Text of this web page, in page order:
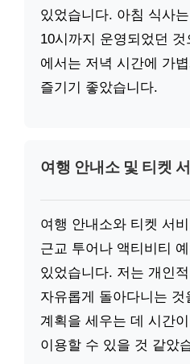
있었습니다. 아침 식사
10시까지 운영되었던
에서는 저녁 시간에 가
즐기기 좋았습니다.
여행 안내소 및 티켓
여행 안내소와 티켓 서
근교 투어나 액티비티
있었습니다. 저는 개인
자유롭게 돌아다니는
계획을 세우는 데 시간
이용할 수 있을 것 같았